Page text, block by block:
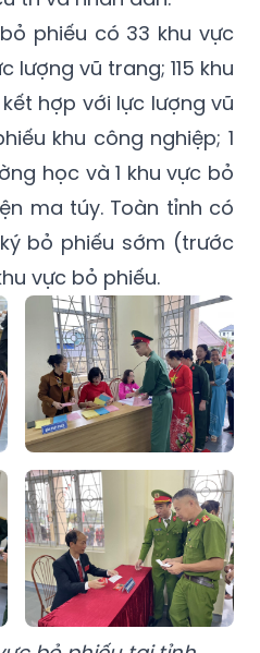
phiếu có 33 khu vực
lượng vũ trang; 115 khu
hợp với lực lượng vũ
khu công nghiệp; 1
học và 1 khu vực bỏ
ma túy. Toàn tỉnh có
bỏ phiếu sớm (trước
vực bỏ phiếu.